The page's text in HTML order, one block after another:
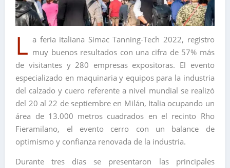
L a feria italiana Simac Tanning-Tech 2022, registro
muy buenos resultados con una cifra de 57% más
de visitantes y 280 empresas expositoras. El evento
especializado en maquinaria y equipos para la industria
del calzado y cuero referente a nivel mundial se realizó
del 20 al 22 de septiembre en Milán, Italia ocupando un
área de 13.000 metros cuadrados en el recinto Rho
Fieramilano, el evento cerro con un balance de
optimismo y confianza renovada de la industria.
Durante tres días se presentaron las principales